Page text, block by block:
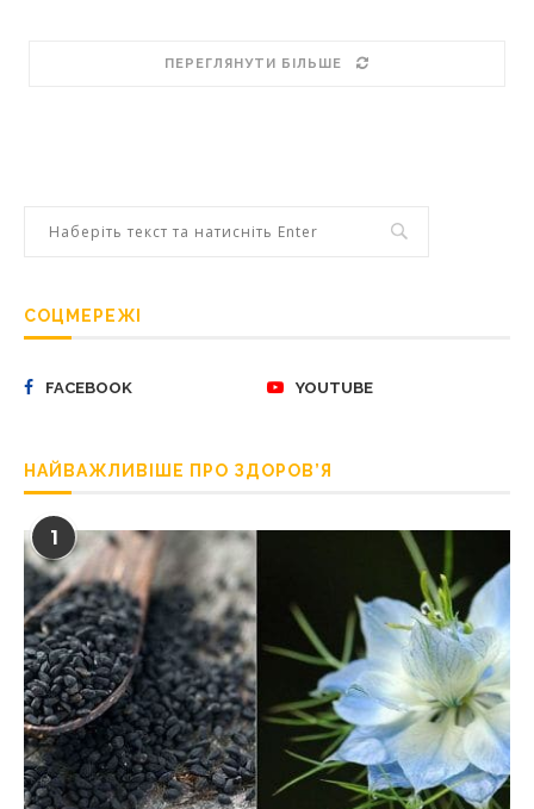
ПЕРЕГЛЯНУТИ БІЛЬШЕ
СОЦМЕРЕЖІ
FACEBOOK YOUTUBE
НАЙВАЖЛИВІШЕ ПРО ЗДОРОВ’Я
1